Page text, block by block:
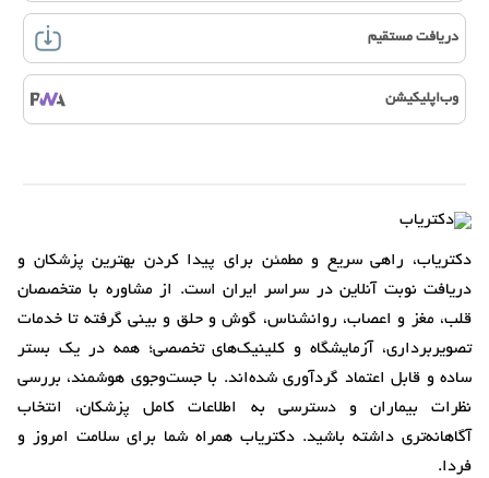
دریافت مستقیم
وب‌اپلیکیشن
دکتریاب، راهی سریع و مطمئن برای پیدا کردن بهترین پزشکان و
دریافت نوبت آنلاین در سراسر ایران است. از مشاوره با متخصصان
قلب، مغز و اعصاب، روانشناس، گوش و حلق و بینی گرفته تا خدمات
تصویربرداری، آزمایشگاه و کلینیک‌های تخصصی؛ همه در یک بستر
ساده و قابل اعتماد گردآوری شده‌اند. با جست‌وجوی هوشمند، بررسی
نظرات بیماران و دسترسی به اطلاعات کامل پزشکان، انتخاب
آگاهانه‌تری داشته باشید. دکتریاب همراه شما برای سلامت امروز و
فردا.